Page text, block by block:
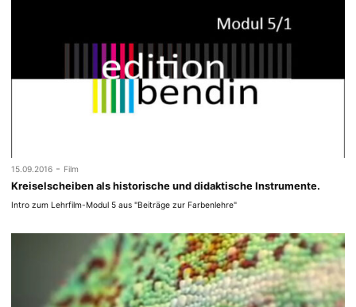
15.09.2016 - Film
Kreiselscheiben als historische und didaktische Instrumente.
Intro zum Lehrfilm-Modul 5 aus "Beiträge zur Farbenlehre"